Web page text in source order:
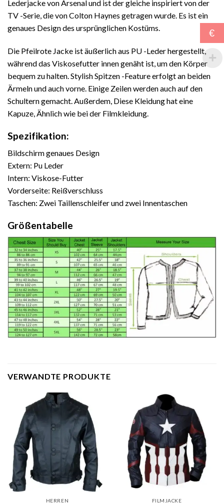
Lederjacke von Arsenal und ist der gleiche inspiriert von der
TV -Serie, die von Colton Haynes getragen wurde. Es ist ein
genaues Design des ursprünglichen Kostüms.
Die Pfeilrote Jacke ist äußerlich aus PU -Leder hergestellt,
während das Viskosefutter innen genäht ist, um den Körper
bequem zu halten. Stylish Spitzen -Feature erfolgt an beiden
Ärmeln und auch vorne. Einige Zeilen werden auch auf den
Schultern gemacht. Außerdem, Diese Kleidung hat eine
Kapuze, Ähnlich wie bei der Filmkleidung.
Spezifikation:
Bildschirm genaues Design
Extern: Pu Leder
Intern: Viskose-Futter
Vorderseite: Reißverschluss
Taschen: Zwei Taillenschleifer und zwei Innentaschen
Größentabelle
VERWANDTE PRODUKTE
HERREN FILMJACKE
€